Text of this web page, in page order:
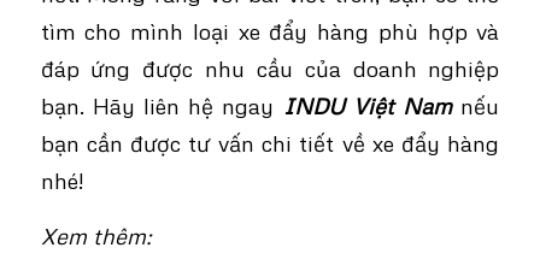
tìm cho mình loại xe đẩy hàng phù hợp và
đáp ứng được nhu cầu của doanh nghiệp
bạn. Hãy liên hệ ngay INDU Việt Namnếu
bạn cần được tư vấn chi tiết về xe đẩy hàng
nhé!
Xem thêm: